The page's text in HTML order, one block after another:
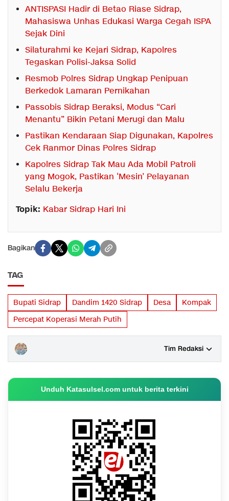
ANTISPASI Hadir di Betao Riase Sidrap,
Mahasiswa Unhas Edukasi Warga Cegah ISPA
Sejak Dini
Silaturahmi ke Kejari Sidrap, Kapolres
Tegaskan Polisi-Jaksa Solid
Resmob Polres Sidrap Ungkap Penipuan
Berkedok Lamaran Pernikahan
Passobis Sidrap Beraksi, Modus “Cari
Menantu” Bikin Petani Merugi dan Malu
Pastikan Kendaraan Siap Digunakan, Kapolres
Cek Ranmor Dinas Polres Sidrap
Kapolres Sidrap Tak Mau Ada Mobil Patroli
yang Mogok, Pastikan ‘Mesin’ Pelayanan
Selalu Bekerja
Topik: Kabar Sidrap Hari Ini
Bagikan
TAG
Bupati Sidrap Dandim 1420 Sidrap Desa
Kompak
Percepat Koperasi Merah Putih
Tim Redaksi
Unduh Katasulsel.com untuk berita terkini